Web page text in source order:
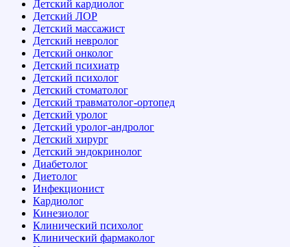
Детский кардиолог
Детский ЛОР
Детский массажист
Детский невролог
Детский онколог
Детский психиатр
Детский психолог
Детский стоматолог
Детский травматолог-ортопед
Детский уролог
Детский уролог-андролог
Детский хирург
Детский эндокринолог
Диабетолог
Диетолог
Инфекционист
Кардиолог
Кинезиолог
Клинический психолог
Клинический фармаколог